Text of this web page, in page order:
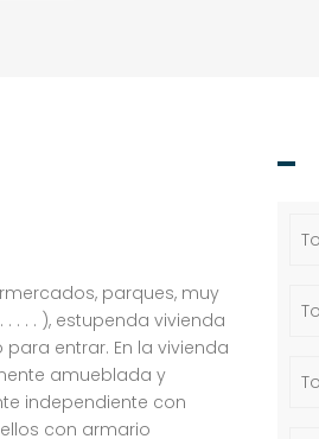
parques, muy
. . ), estupenda vivienda
entrar. En la vivienda
amueblada y
independiente con
con armario